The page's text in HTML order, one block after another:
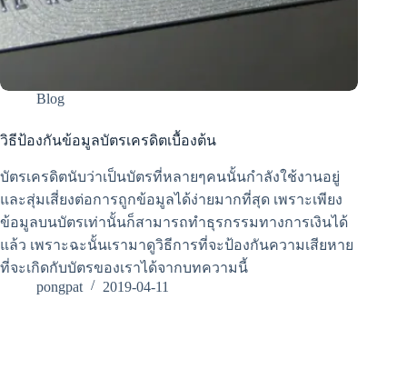
Blog
วิธีป้องกันข้อมูลบัตรเครดิตเบื้องต้น
บัตรเครดิตนับว่าเป็นบัตรที่หลายๆคนนั้นกำลังใช้งานอยู่
และสุ่มเสี่ยงต่อการถูกข้อมูลได้ง่ายมากที่สุด เพราะเพียง
ข้อมูลบนบัตรเท่านั้นก็สามารถทำธุรกรรมทางการเงินได้
แล้ว เพราะฉะนั้นเรามาดูวิธีการที่จะป้องกันความเสียหาย
ที่จะเกิดกับบัตรของเราได้จากบทความนี้
pongpat
2019-04-11